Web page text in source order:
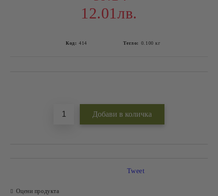
12.01лв.
Код: 414 Тегло: 0.100 кг
Оцени продукта
Tweet